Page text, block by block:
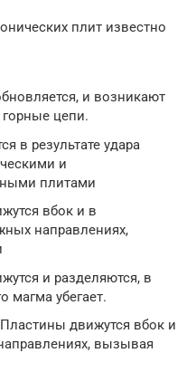
плит известно
и возникают
цепи.
в результате удара
и
плитами
вбок и в
направлениях,
и разделяются, в
магма убегает.
движутся вбок и
вызывая